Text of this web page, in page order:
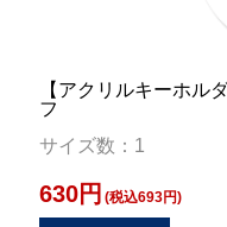
【アクリルキーホル
フ
サイズ数：1
630円 (税込693円)